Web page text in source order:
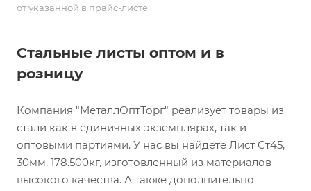
от указанной в прайс-листе
Стальные листы оптом и в
розницу
Компания "МеталлОптТорг" реализует товары из
стали как в единичных экземплярах, так и
оптовыми партиями. У нас вы найдете Лист Ст45,
30мм, 178.500кг, изготовленный из материалов
высокого качества. А также дополнительно